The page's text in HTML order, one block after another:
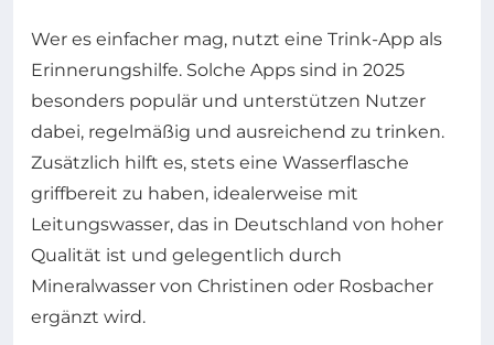
Wer es einfacher mag, nutzt eine Trink-App als
Erinnerungshilfe. Solche Apps sind in 2025
besonders populär und unterstützen Nutzer
dabei, regelmäßig und ausreichend zu trinken.
Zusätzlich hilft es, stets eine Wasserflasche
griffbereit zu haben, idealerweise mit
Leitungswasser, das in Deutschland von hoher
Qualität ist und gelegentlich durch
Mineralwasser von Christinen oder Rosbacher
ergänzt wird.